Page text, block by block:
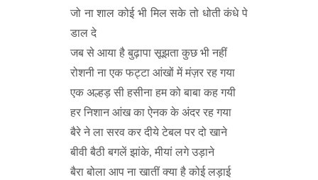
जो ना शाल कोई भी मिल सके तो धोती कंधे पे
डाल दे
जब से आया है बुढ़ापा सूझता कुछ भी नहीं
रोशनी ना एक फट्टा आंखों में मंज़र रह गया
एक अल्हड़ सी हसीना हम को बाबा कह गयी
हर निशान आंख का ऐनक के अंदर रह गया
बैरे ने ला सरव कर दीये टेबल पर दो खाने
बीवी बैठी बगलें झांके, मीयां लगे उड़ाने
बैरा बोला आप ना खातीं क्या है कोई लड़ाई